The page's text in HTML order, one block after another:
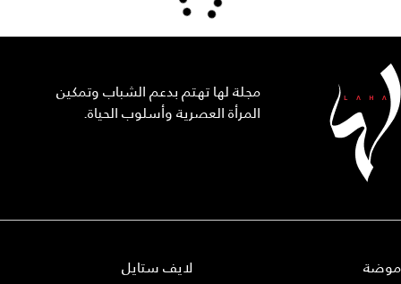
مجلة لها تهتم بدعم الشباب وتمكين
المرأة العصرية وأسلوب الحياة.
موضة
لايف ستايل